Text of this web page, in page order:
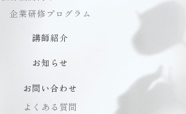
企業研修プログラム
講師紹介
お知らせ
お問い合わせ
よくある質問